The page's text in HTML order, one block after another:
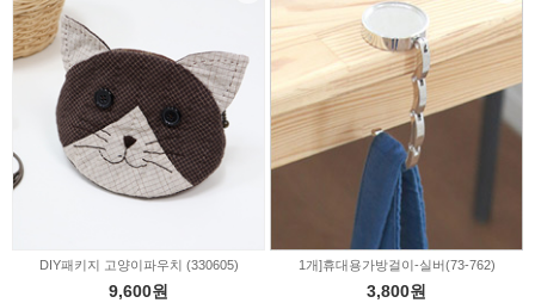
DIY패키지 고양이파우치 (330605)
9,600원
1개]휴대용가방걸이-실버(73-762)
3,800원